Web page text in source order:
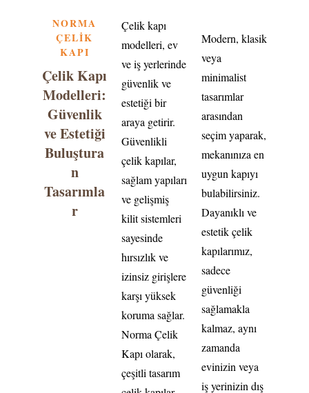
NORMA
ÇELİK
KAPI
Çelik Kapı
Modelleri:
Güvenlik
ve Estetiği
Buluştura
n
Tasarımla
r
Çelik kapı
modelleri, ev
ve iş yerlerinde
güvenlik ve
estetiği bir
araya getirir.
Güvenlikli
çelik kapılar,
sağlam yapıları
ve gelişmiş
kilit sistemleri
sayesinde
hırsızlık ve
izinsiz girişlere
karşı yüksek
koruma sağlar.
Norma Çelik
Kapı olarak,
çeşitli tasarım
Modern, klasik
veya
minimalist
tasarımlar
arasından
seçim yaparak,
mekanınıza en
uygun kapıyı
bulabilirsiniz.
Dayanıklı ve
estetik çelik
kapılarımız,
sadece
güvenliği
sağlamakla
kalmaz, aynı
zamanda
evinizin veya
iş yerinizin dış